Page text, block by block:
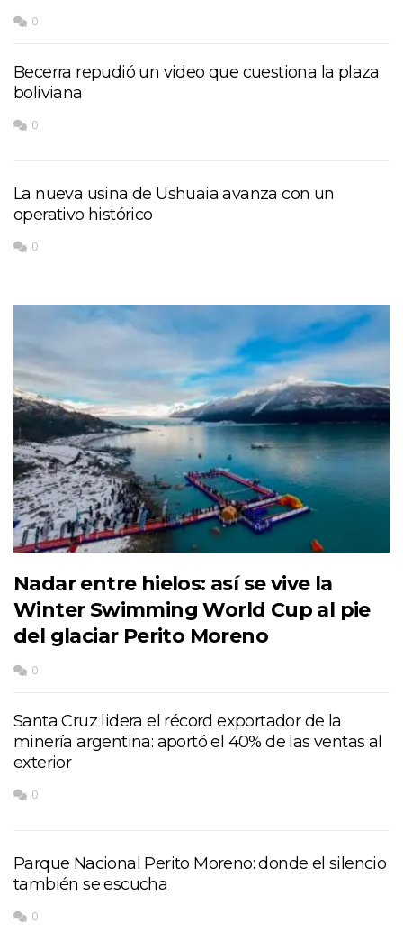
0
Becerra repudió un video que cuestiona la plaza
boliviana
0
La nueva usina de Ushuaia avanza con un
operativo histórico
0
Nadar entre hielos: así se vive la
Winter Swimming World Cup al pie
del glaciar Perito Moreno
0
Santa Cruz lidera el récord exportador de la
minería argentina: aportó el 40% de las ventas al
exterior
0
Parque Nacional Perito Moreno: donde el silencio
también se escucha
0